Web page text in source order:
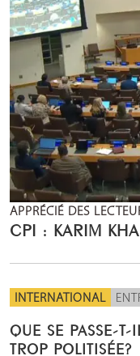
APPRÉCIÉ DES
CPI : KARIM
INTERNATIONAL
QUE SE PASSE-
TROP POLITISÉE?